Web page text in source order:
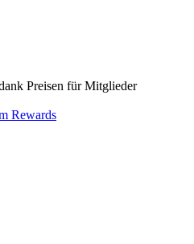
Preisen für Mitglieder
Rewards